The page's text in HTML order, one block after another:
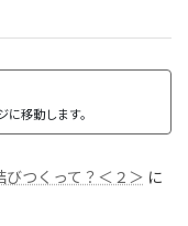
移動します。
びつくって？＜２＞ に